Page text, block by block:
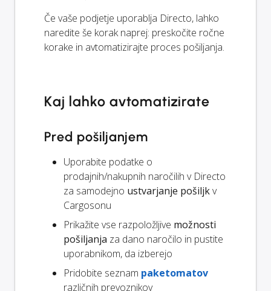
Če vaše podjetje uporablja Directo, lahko
naredite še korak naprej: preskočite ročne
korake in avtomatizirajte proces pošiljanja.
Kaj lahko avtomatizirate
Pred pošiljanjem
Uporabite podatke o
prodajnih/nakupnih naročilih v Directo
za samodejno ustvarjanje pošiljkv
Cargosonu
Prikažite vse razpoložljive možnosti
pošiljanja za dano naročilo in pustite
uporabnikom, da izberejo
Pridobite seznam paketomatov
različnih prevoznikov